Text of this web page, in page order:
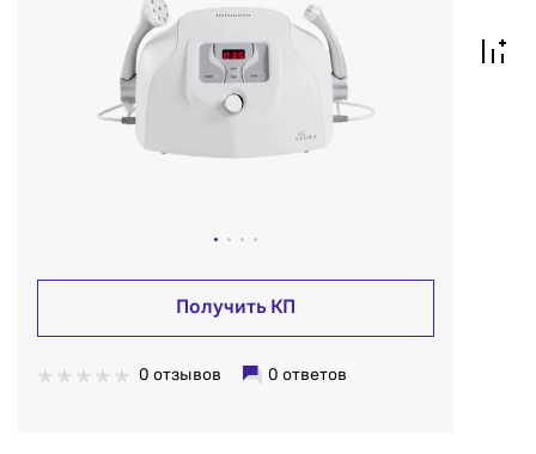
Получить КП
0 отзывов 0 ответов